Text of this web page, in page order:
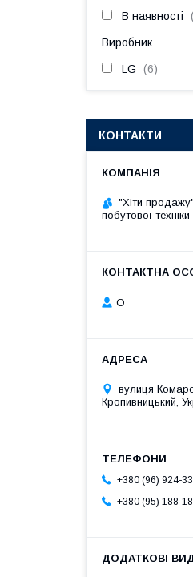
В наявності
Виробник
LG 6
КОНТАКТИ
"Хіти
побутової техніки
О
вулиця
Кропивницький,
+380 (96) 924-
+380 (95) 188-